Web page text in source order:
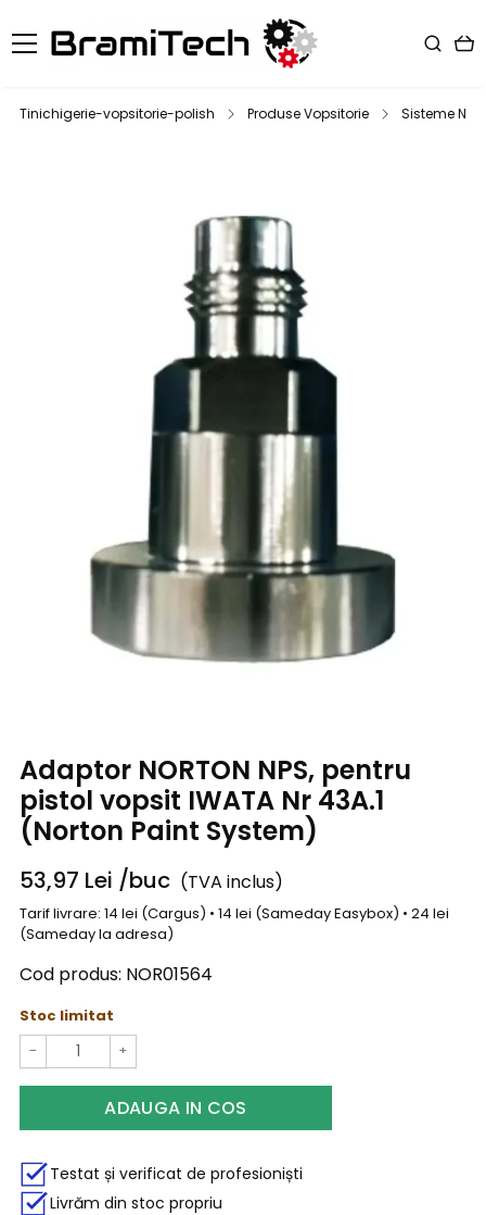
Tinichigerie-vopsitorie-polish Produse Vopsitorie Sisteme NPS
Adaptor NORTON NPS, pentru
pistol vopsit IWATA Nr 43A.1
(Norton Paint System)
53,97 Lei /buc (TVA inclus)
Tarif livrare: 14 lei (Cargus) • 14 lei (Sameday Easybox) • 24 lei
(Sameday la adresa)
Cod produs: NOR01564
Stoc limitat
− +
ADAUGA IN COS
Testat și verificat de profesioniști
Livrăm din stoc propriu